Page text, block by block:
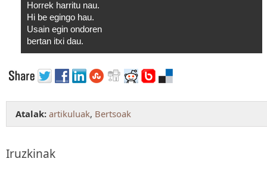
Horrek harritu nau.
Hi be egingo hau.
Usain egin ondoren
bertan itxi dau.
Atalak: artikuluak, Bertsoak
Iruzkinak